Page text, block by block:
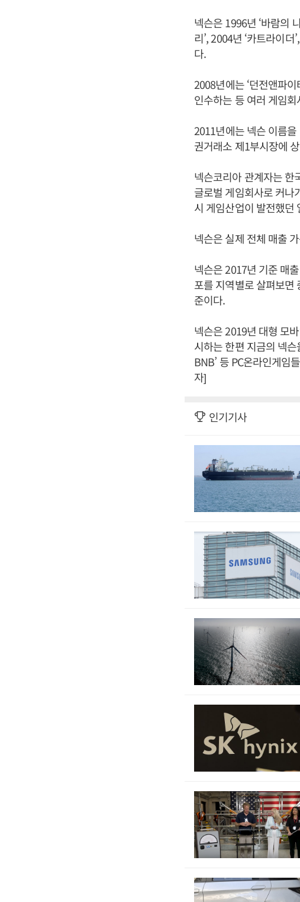
넥슨은 1996년 ‘바람의
리’, 2004년 ‘카트라이
다.
2008년에는 ‘던전앤파
인수하는 등 여러 게임
2011년에는 넥슨 이름
권거래소 제1부시장에
넥슨코리아 관계자는 한
글로벌 게임회사로 커나
시 게임산업이 발전했던
넥슨은 실제 전체 매출
넥슨은 2017년 기준 매
포를 지역별로 살펴보
준이다.
넥슨은 2019년 대형 모
시하는 한편 지금의 넥슨
BNB’ 등 PC온라인게임
자]
인기기사